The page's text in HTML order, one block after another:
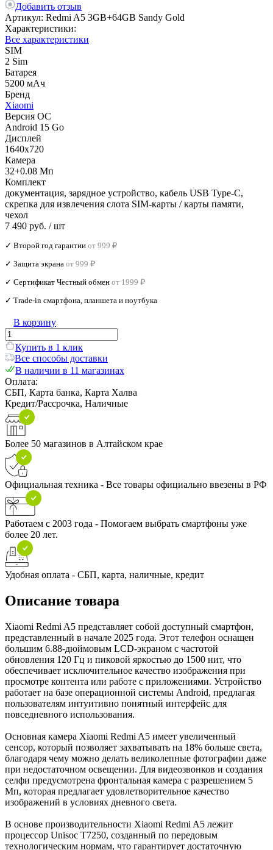
Добавить отзыв
Артикул: Redmi A5 3GB+64GB Sandy Gold
Характеристики:
Все характеристики
SIM
2 Sim
Батарея
5200 мAч
Бренд
Xiaomi
Версия ОС
Android 15 Go
Дисплей
1640x720
Камера
32+0.08 Мп
Комплект
документация, зарядное устройство, кабель USB Type-C,
скрепка для извлечения слота SIM-карты / карты памяти,
чехол
7 490 руб. / шт
✓ Второй год гарантии от 999 ₽
✓ Защита экрана от 999 ₽
✓ Сертификат Честный обмен от 1999 ₽
✓ Trade‑in смартфона, планшета и ноутбука
В корзину
Купить в 1 клик
Все способы доставки
В наличии в 11 магазинах
Оплата:
СБП, Карта банка, Карта Халва
Кредит/Рассрочка, Наличные
Более 50 магазинов в Алтайском крае
Официальная техника - Все товары официально ввезены в РФ
Работаем с 2003 года - Помогаем выбрать смартфоны уже
более 20 лет.
Удобная оплата - СБП, карта, наличные, кредит
Описание товара
Xiaomi Redmi A5 представляет собой доступный смартфон,
представленный в начале 2025 года. Этот телефон оснащен
большим 6.88-дюймовым LCD-экраном с частотой
обновления 120 Гц и пиковой яркостью до 1500 нит, что
обеспечивает исключительное качество изображения при
просмотре контента или работе с приложениями. Устройство
работает на базе операционной системы Android, предлагая
пользователям интуитивно понятный интерфейс для
повседневного использования.
Основная камера Xiaomi Redmi A5 имеет увеличенный
сенсор, который позволяет захватывать на 18% больше света,
благодаря чему можно делать великолепные фотографии даже
при недостаточном освещении. Для видеозвонков и создания
селфи предусмотрена фронтальная камера с разрешением 5
Мп, которая предлагает удовлетворительное качество
изображений в условиях дневного света.
В основе производительности Xiaomi Redmi A5 лежит
процессор Unisoc T7250, созданный по передовым
технологическим нормам, что гарантирует достаточную